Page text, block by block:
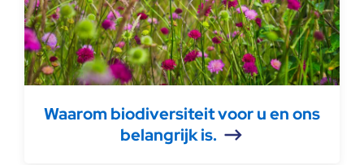
Waarom biodiversiteit voor u en ons
belangrijk is.